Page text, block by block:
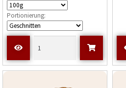
Portionierung: